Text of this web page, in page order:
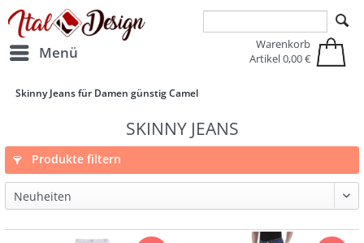
Zur Hauptnavigation springen Zum Hauptinhalt springen
Menü
Warenkorb
Artikel0,00 €
Skinny Jeans für Damen günstig Camel
SKINNY JEANS
Produkte filtern